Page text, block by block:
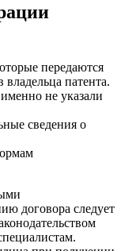
передаются
патента.
именно не указали
сведения о
договора следует